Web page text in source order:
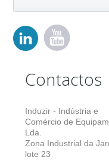
Contactos
Induzir - Indústria e
Comércio de
Lda.
Zona Industrial da
lote 23